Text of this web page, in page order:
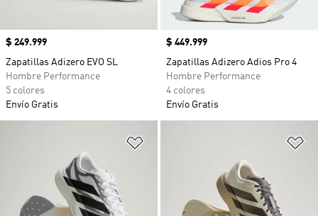
Precio
$ 249.999
Zapatillas Adizero EVO SL
Hombre Performance
5 colores
Envío Gratis
Precio
$ 449.999
Zapatillas Adizero Adios Pro 4
Hombre Performance
4 colores
Envío Gratis